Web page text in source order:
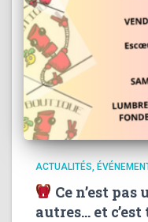
ACTUALITÉS
Ce n’est
autres… et